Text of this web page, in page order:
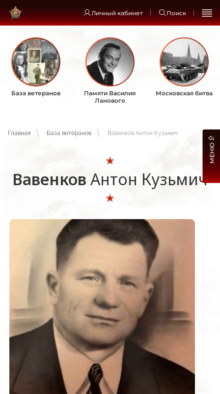
Личный кабинет Поиск
База ветеранов
Памяти Василия
Ланового
Московская битва
Главная База ветеранов Вавенков Антон Кузьмич
Вавенков Антон Кузьмич
МЕНЮ